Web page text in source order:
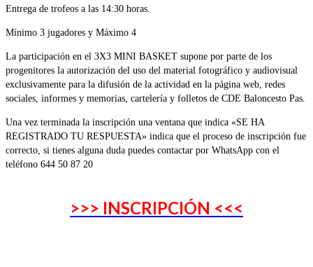
Entrega de trofeos a las 14:30 horas.
Mínimo 3 jugadores y Máximo 4
La participación en el 3X3 MINI BASKET supone por parte de los
progenitores la autorización del uso del material fotográfico y audiovisual
exclusivamente para la difusión de la actividad en la página web, redes
sociales, informes y memorias, cartelería y folletos de CDE Baloncesto Pas.
Una vez terminada la inscripción una ventana que indica «SE HA
REGISTRADO TU RESPUESTA» indica que el proceso de inscripción fue
correcto, si tienes alguna duda puedes contactar por WhatsApp con el
teléfono 644 50 87 20
>>> INSCRIPCIÓN <<<